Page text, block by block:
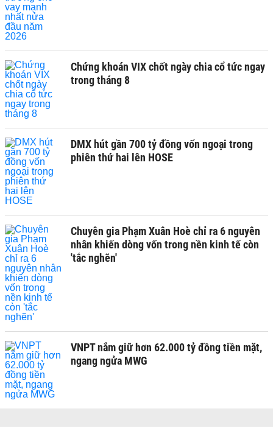
Chứng khoán VIX chốt ngày chia cổ tức ngay
trong tháng 8
DMX hút gần 700 tỷ đồng vốn ngoại trong
phiên thứ hai lên HOSE
Chuyên gia Phạm Xuân Hoè chỉ ra 6 nguyên
nhân khiến dòng vốn trong nền kinh tế còn
'tắc nghẽn'
VNPT nắm giữ hơn 62.000 tỷ đồng tiền mặt,
ngang ngửa MWG